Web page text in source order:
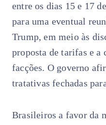
entre os dias 15 e 17
para uma eventual
Trump, em meio às
proposta de tarifas e a
facções. O governo
tratativas fechadas
Brasileiros a favor da